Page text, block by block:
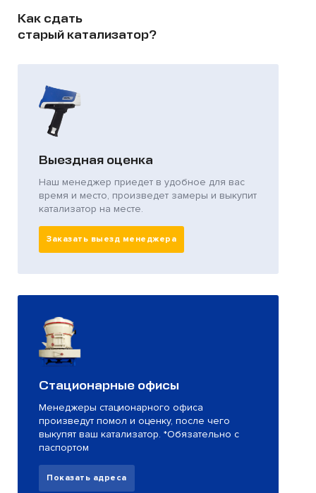
Как сдать
старый катализатор?
Выездная оценка
Наш менеджер приедет в удобное для вас
время и место, произведет замеры и выкупит
катализатор на месте.
Заказать выезд менеджера
Стационарные офисы
Менеджеры стационарного офиса
произведут помол и оценку, после чего
выкупят ваш катализатор. *Обязательно с
паспортом
Показать адреса